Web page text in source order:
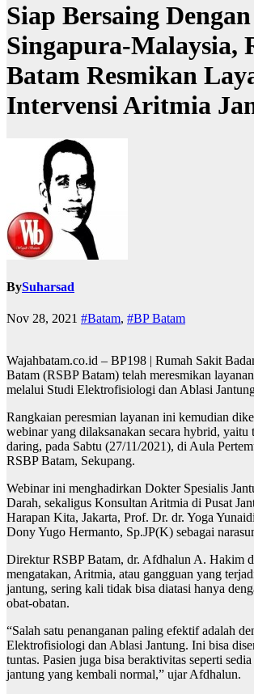
Siap Bersaing Dengan
Singapura-Malaysia,
Batam Resmikan
Intervensi Aritmia
BySuharsad
Nov 28, 2021 #Batam, #BP Batam
Wajahbatam.co.id – BP198 | Rumah Sakit
Batam (RSBP Batam) telah meresmikan
melalui Studi Elektrofisiologi dan Ablasi
Rangkaian peresmian layanan ini kemudian
webinar yang dilaksanakan secara hybrid, yaitu
daring, pada Sabtu (27/11/2021), di Aula
RSBP Batam, Sekupang.
Webinar ini menghadirkan Dokter Spesialis
Darah, sekaligus Konsultan Aritmia di Pusat
Harapan Kita, Jakarta, Prof. Dr. dr. Yoga
Dony Yugo Hermanto, Sp.JP(K) sebagai
Direktur RSBP Batam, dr. Afdhalun A. Hakim
mengatakan, Aritmia, atau gangguan yang
jantung, sering kali tidak bisa diatasi hanya
obat-obatan.
“Salah satu penanganan paling efektif adalah
Elektrofisiologi dan Ablasi Jantung. Ini bisa
tuntas. Pasien juga bisa beraktivitas seperti
jantung yang kembali normal,” ujar Afdhalun.